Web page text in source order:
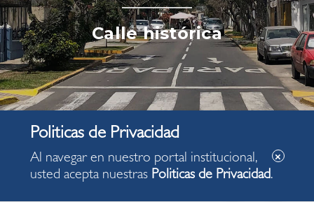
Calle histórica
Al navegar en nuestro portal institucional,
usted acepta nuestras Politicas de Privacidad.